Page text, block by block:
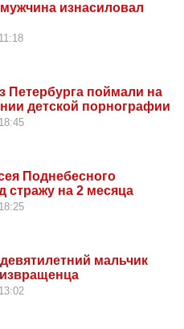
изнасиловал
Петербурга поймали на
детской порнографии
Поднебесного
стражу на 2 месяца
мальчик